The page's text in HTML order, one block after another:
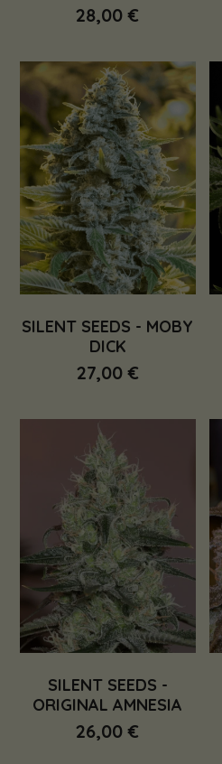
28,00 €
SILENT SEEDS - MOBY
DICK
27,00 €
SILENT SEEDS -
ORIGINAL AMNESIA
26,00 €